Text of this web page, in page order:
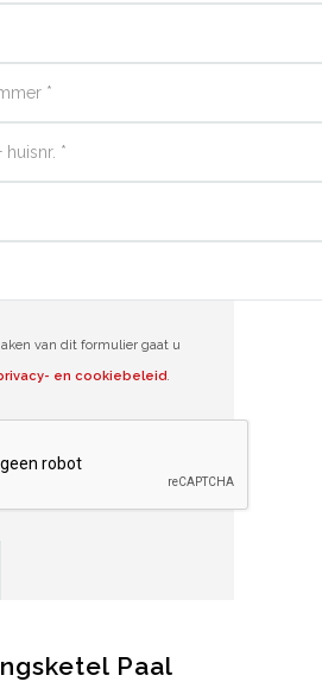
van dit formulier gaat u
en cookiebeleid.
Paal